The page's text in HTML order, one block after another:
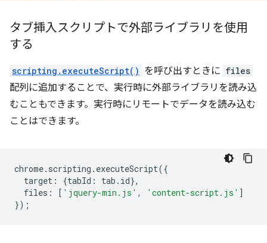
タブ挿入スクリプトで外部ライブラリを使用
する
scripting.executeScript() を呼び出すときに files
配列に追加することで、実行時に外部ライブラリを読み込
むこともできます。実行時にリモートでデータを読み込む
ことはできます。
chrome. scripting . executeScript({
target : {tabId : tab . id},
files : [ 'jquery-min.js' , 'content-script.js' ]
});